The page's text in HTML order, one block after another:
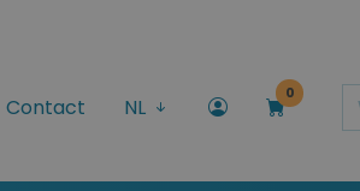
Contact NL
0